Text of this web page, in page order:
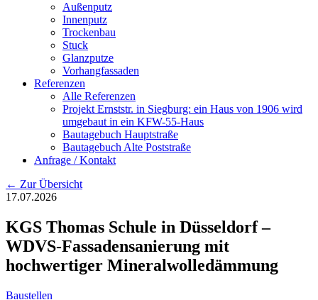
Außenputz
Innenputz
Trockenbau
Stuck
Glanzputze
Vorhangfassaden
Referenzen
Alle Referenzen
Projekt Ernststr. in Siegburg: ein Haus von 1906 wird
umgebaut in ein KFW-55-Haus
Bautagebuch Hauptstraße
Bautagebuch Alte Poststraße
Anfrage / Kontakt
← Zur Übersicht
17.07.2026
KGS Thomas Schule in Düsseldorf –
WDVS-Fassadensanierung mit
hochwertiger Mineralwolledämmung
Baustellen